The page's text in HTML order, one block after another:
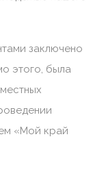
заключено
этого, была
«Мой край